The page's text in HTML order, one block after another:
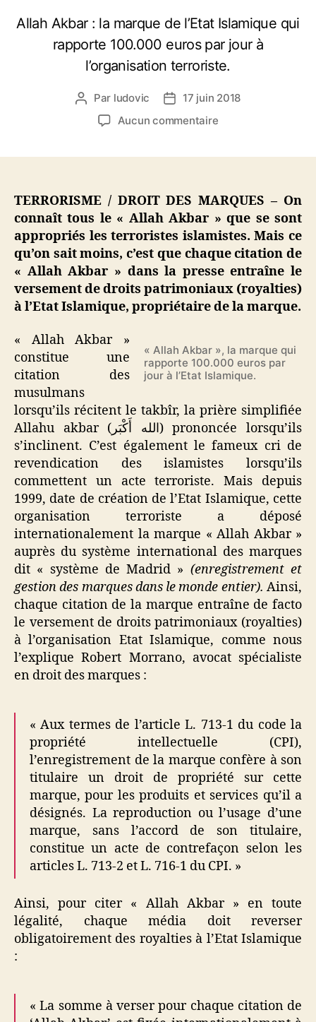
Allah Akbar : la marque de l’Etat Islamique qui
rapporte 100.000 euros par jour à
l’organisation terroriste.
Auteur
l’article
Par ludovic
Date17 juin 2018
Aucun commentairesur
marque
déposée
qui
rapporte
100.000
euros
par
jour
Islamique
TERRORISME / DROIT DES MARQUES – On
connaît tous le « Allah Akbar » que se sont
appropriés les terroristes islamistes. Mais ce
qu’on sait moins, c’est que chaque citation de
« Allah Akbar » dans la presse entraîne le
versement de droits patrimoniaux (royalties)
à l’Etat Islamique, propriétaire de la marque.
« Allah Akbar », la marque qui
rapporte 100.000 euros par
jour à l’Etat Islamique.
« Allah Akbar »
constitue une
citation des
musulmans
lorsqu’ils récitent le takbîr, la prière simplifiée
Allahu akbar (الله أَكْبَر) prononcée lorsqu’ils
s’inclinent. C’est également le fameux cri de
revendication des islamistes lorsqu’ils
commettent un acte terroriste. Mais depuis
1999, date de création de l’Etat Islamique, cette
organisation terroriste a déposé
internationalement la marque « Allah Akbar »
auprès du système international des marques
dit « système de Madrid » (enregistrement et
gestion des marques dans le monde entier). Ainsi,
chaque citation de la marque entraîne de facto
le versement de droits patrimoniaux (royalties)
à l’organisation Etat Islamique, comme nous
l’explique Robert Morrano, avocat spécialiste
en droit des marques :
« Aux termes de l’article L. 713-1 du code la
propriété intellectuelle (CPI),
l’enregistrement de la marque confère à son
titulaire un droit de propriété sur cette
marque, pour les produits et services qu’il a
désignés. La reproduction ou l’usage d’une
marque, sans l’accord de son titulaire,
constitue un acte de contrefaçon selon les
articles L. 713-2 et L. 716-1 du CPI. »
Ainsi, pour citer « Allah Akbar » en toute
légalité, chaque média doit reverser
obligatoirement des royalties à l’Etat Islamique
:
« La somme à verser pour chaque citation de